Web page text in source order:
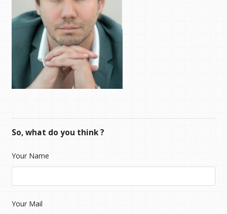
So, what do you think ?
Your Name
Your Mail